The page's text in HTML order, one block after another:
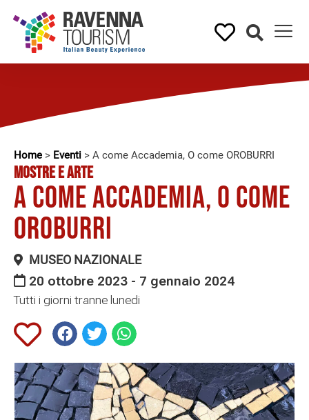
Home > Eventi > A come Accademia, O come OROBURRI
MOSTRE E ARTE
A come Accademia, O come
OROBURRI
MUSEO NAZIONALE
20 ottobre 2023 - 7 gennaio 2024
Tutti i giorni tranne lunedi